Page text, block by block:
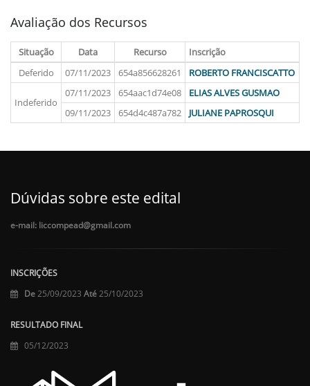
Avaliação dos Recursos
Situação Data Recurso
Inscrição
Deferido
07/11/2023 654a856628261 ROBERTO FRANCISCATTO
Indeferido
07/11/2023 654aac1d74e08
ELIAS ALVES GUSMAO
09/11/2023
654d4c487a782 JULIANE PAPROSQUI
Dúvidas sobre este edital
e-mail: liccompead@gmail.com
INSCRIÇÕES
De 25/09/2023 Até 25/10/2023
RESULTADO FINAL
05/12/2023